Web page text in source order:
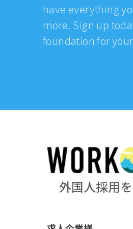
have everything
more. Sign up
foundation for
外国人採用